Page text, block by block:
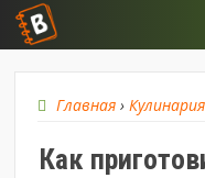
Главная ›Кулинария
Как